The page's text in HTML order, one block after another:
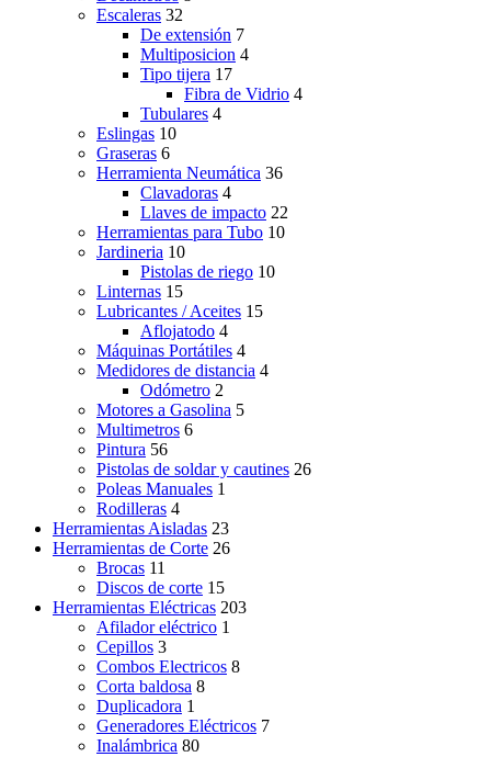
Escaleras 32
De extensión 7
Multiposicion 4
Tipo tijera 17
Fibra de Vidrio 4
Tubulares 4
Eslingas 10
Graseras 6
Herramienta Neumática 36
Clavadoras 4
Llaves de impacto 22
Herramientas para Tubo 10
Jardineria 10
Pistolas de riego 10
Linternas 15
Lubricantes / Aceites 15
Aflojatodo 4
Máquinas Portátiles 4
Medidores de distancia 4
Odómetro 2
Motores a Gasolina 5
Multimetros 6
Pintura 56
Pistolas de soldar y cautines 26
Poleas Manuales 1
Rodilleras 4
Herramientas Aisladas 23
Herramientas de Corte 26
Brocas 11
Discos de corte 15
Herramientas Eléctricas 203
Afilador eléctrico 1
Cepillos 3
Combos Electricos 8
Corta baldosa 8
Duplicadora 1
Generadores Eléctricos 7
Inalámbrica 80